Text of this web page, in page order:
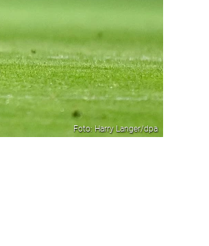
Foto: Harry Langer/dpa